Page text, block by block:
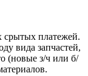
срытых платежей.
вида запчастей,
(новые з/ч или б/